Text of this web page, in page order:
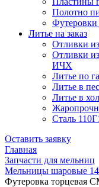
Полотно
Футеровки
Литье на заказ
Отливки
Отливки
ИЧХ
Литье по
Литье в
Литье в
Сталь
Оставить заявку
Главная
Запчасти для мельниц
Мельницы шаровые
Футеровка торцевая